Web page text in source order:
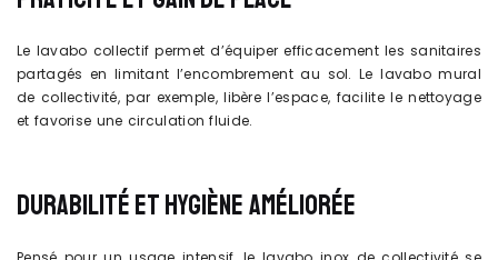
Le lavabo collectif permet d’équiper efficacement les sanitaires
partagés en limitant l’encombrement au sol. Le lavabo mural
de collectivité, par exemple, libère l’espace, facilite le nettoyage
et favorise une circulation fluide.
DURABILITÉ ET HYGIÈNE AMÉLIORÉE